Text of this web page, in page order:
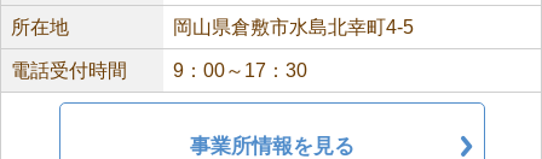
所在地 岡山県倉敷市水島北幸町4-5
電話受付時間 9：00～17：30
事業所情報を見る